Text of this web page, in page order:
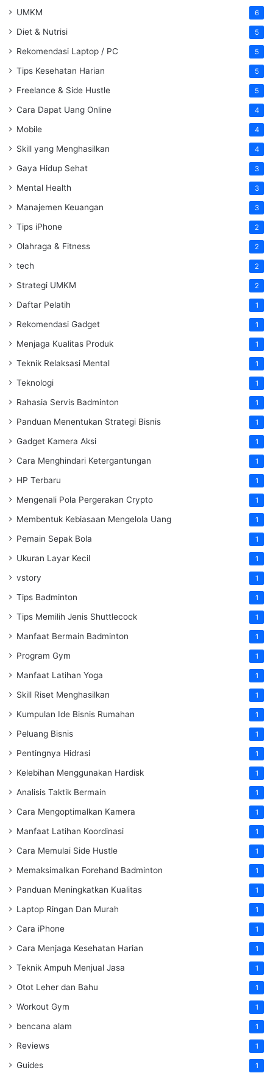
UMKM 6
Diet & Nutrisi 5
Rekomendasi Laptop / PC 5
Tips Kesehatan Harian 5
Freelance & Side Hustle 5
Cara Dapat Uang Online 4
Mobile 4
Skill yang Menghasilkan 4
Gaya Hidup Sehat 3
Mental Health 3
Manajemen Keuangan 3
Tips iPhone 2
Olahraga & Fitness 2
tech 2
Strategi UMKM 2
Daftar Pelatih 1
Rekomendasi Gadget 1
Menjaga Kualitas Produk 1
Teknik Relaksasi Mental 1
Teknologi 1
Rahasia Servis Badminton 1
Panduan Menentukan Strategi Bisnis 1
Gadget Kamera Aksi 1
Cara Menghindari Ketergantungan 1
HP Terbaru 1
Mengenali Pola Pergerakan Crypto 1
Membentuk Kebiasaan Mengelola Uang 1
Pemain Sepak Bola 1
Ukuran Layar Kecil 1
vstory 1
Tips Badminton 1
Tips Memilih Jenis Shuttlecock 1
Manfaat Bermain Badminton 1
Program Gym 1
Manfaat Latihan Yoga 1
Skill Riset Menghasilkan 1
Kumpulan Ide Bisnis Rumahan 1
Peluang Bisnis 1
Pentingnya Hidrasi 1
Kelebihan Menggunakan Hardisk 1
Analisis Taktik Bermain 1
Cara Mengoptimalkan Kamera 1
Manfaat Latihan Koordinasi 1
Cara Memulai Side Hustle 1
Memaksimalkan Forehand Badminton 1
Panduan Meningkatkan Kualitas 1
Laptop Ringan Dan Murah 1
Cara iPhone 1
Cara Menjaga Kesehatan Harian 1
Teknik Ampuh Menjual Jasa 1
Otot Leher dan Bahu 1
Workout Gym 1
bencana alam 1
Reviews 1
Guides 1